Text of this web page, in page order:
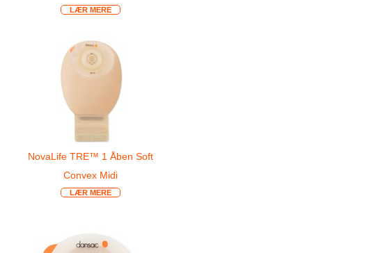
LÆR MERE
NovaLife TRE™ 1 Åben Soft
Convex Midi
LÆR MERE